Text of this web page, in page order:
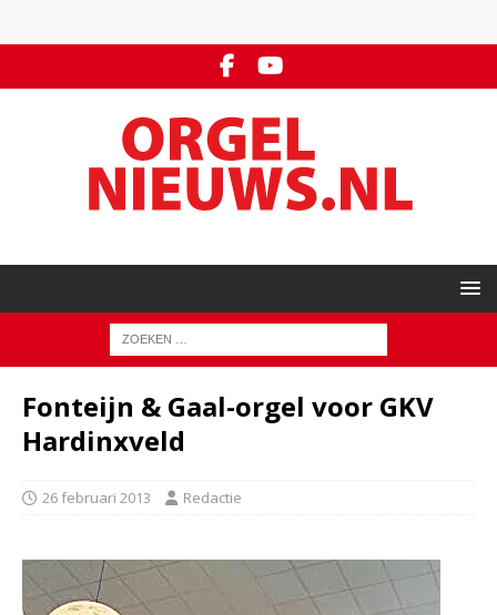
Fonteijn & Gaal-orgel voor GKV
Hardinxveld
26 februari 2013 Redactie